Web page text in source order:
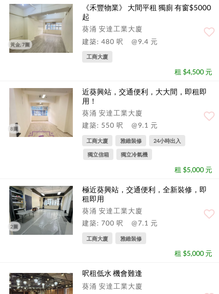
黃金, 7圖
《禾豐物業》 大間平租 獨廁 有窗$5000
起
葵涌 安達工業大廈
建築: 480 呎
@9.4 元
工商大廈
租 $4,500 元
8圖
近葵興站，交通便利，大大間，即租即
用！
葵涌 安達工業大廈
建築: 550 呎
@9.1 元
工商大廈 雅緻裝修 24小時出入
獨立信箱 獨立冷氣機
租 $5,000 元
2圖
極近葵興站，交通便利，全新裝修，即
租即用
葵涌 安達工業大廈
建築: 700 呎
@7.1 元
工商大廈 雅緻裝修
租 $5,000 元
呎租低水 機會難逢
葵涌 安達工業大廈